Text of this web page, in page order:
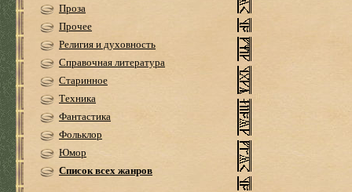
Проза
Прочее
Религия и духовность
Справочная литература
Старинное
Техника
Фантастика
Фольклор
Юмор
Список всех жанров